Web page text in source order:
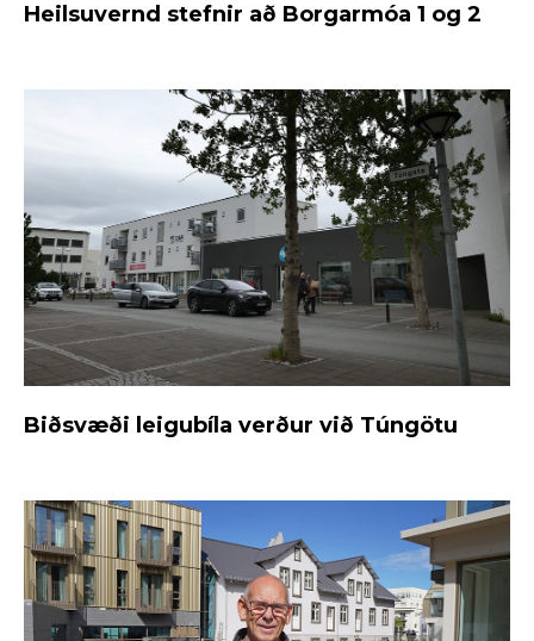
Heilsuvernd stefnir að Borgarmóa 1 og 2
Biðsvæði leigubíla verður við Túngötu